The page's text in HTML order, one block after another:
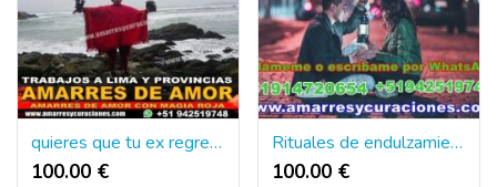
quieres que tu ex regrese a tu lado
100.00 €
Rituales de endulzamiento para atraer al ser amado
100.00 €